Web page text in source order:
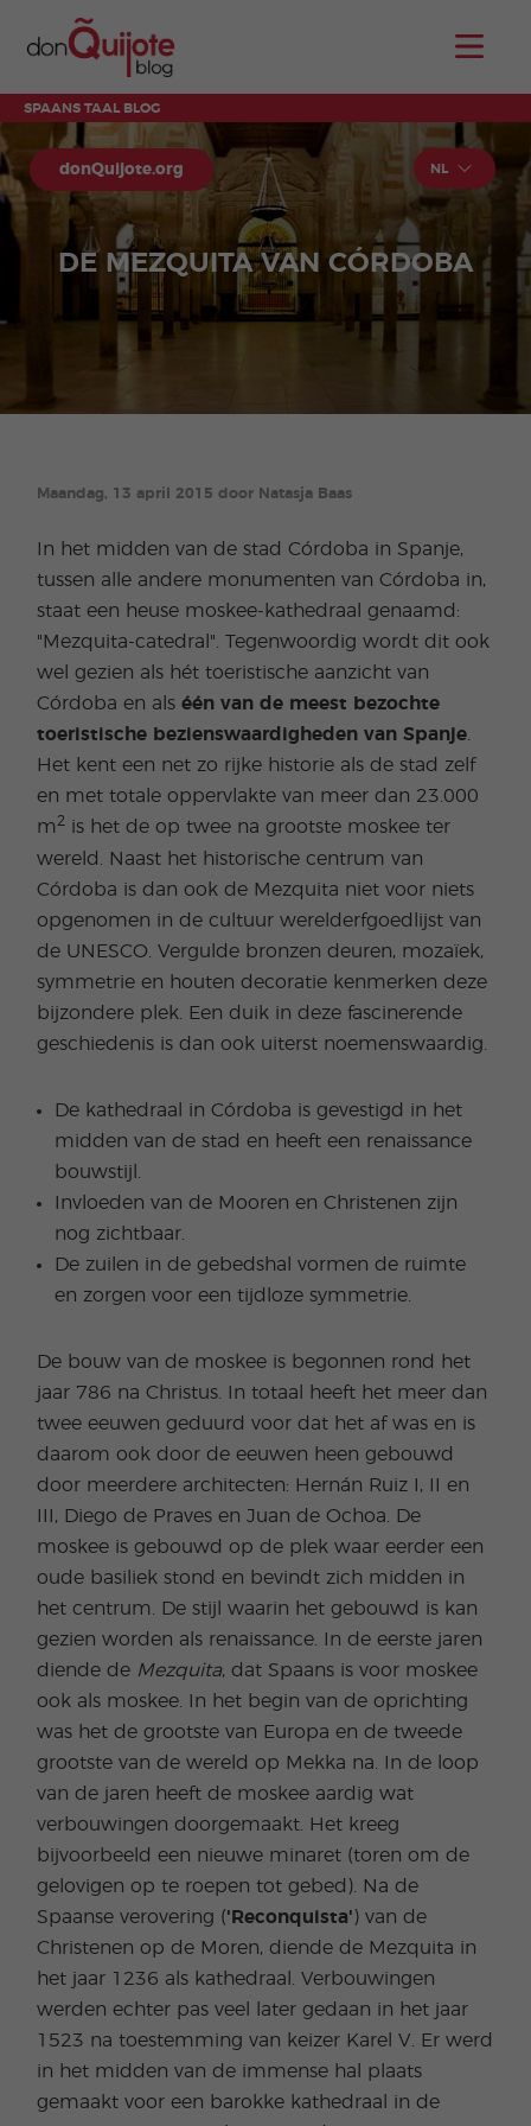
SPAANS TAAL BLOG
donQuijote.org NL
DE MEZQUITA VAN CÓRDOBA
Maandag, 13 april 2015 door Natasja Baas
In het midden van de stad Córdoba in Spanje,
tussen alle andere monumenten van Córdoba in,
staat een heuse moskee-kathedraal genaamd:
"Mezquita-catedral". Tegenwoordig wordt dit ook
wel gezien als hét toeristische aanzicht van
Córdoba en alséén van de meest bezochte
toeristische bezienswaardigheden van Spanje
Het kent een net zo rijke historie als de stad zelf
en met totale oppervlakte van meer dan 23.000
m2 is het de op twee na grootste moskee ter
wereld. Naast het historische centrum van
Córdoba is dan ook de Mezquita niet voor niets
opgenomen in de cultuur werelderfgoedlijst van
de UNESCO. Vergulde bronzen deuren, mozaïek,
symmetrie en houten decoratie kenmerken deze
bijzondere plek. Een duik in deze fascinerende
geschiedenis is dan ook uiterst noemenswaardig.
De kathedraal in Córdoba is gevestigd in het
midden van de stad en heeft een renaissance
bouwstijl.
Invloeden van de Mooren en Christenen zijn
nog zichtbaar.
De zuilen in de gebedshal vormen de ruimte
en zorgen voor een tijdloze symmetrie.
De bouw van de moskee is begonnen rond het
jaar 786 na Christus. In totaal heeft het meer dan
twee eeuwen geduurd voor dat het af was en is
daarom ook door de eeuwen heen gebouwd
door meerdere architecten: Hernán Ruiz I, II en
III, Diego de Praves en Juan de Ochoa. De
moskee is gebouwd op de plek waar eerder een
oude basiliek stond en bevindt zich midden in
het centrum. De stijl waarin het gebouwd is kan
gezien worden als renaissance. In de eerste jaren
diende de Mezquita, dat Spaans is voor moskee
ook als moskee. In het begin van de oprichting
was het de grootste van Europa en de tweede
grootste van de wereld op Mekka na. In de loop
van de jaren heeft de moskee aardig wat
verbouwingen doorgemaakt. Het kreeg
bijvoorbeeld een nieuwe minaret (toren om de
gelovigen op te roepen tot gebed). Na de
Spaanse verovering ('Reconquista') van de
Christenen op de Moren, diende de Mezquita in
het jaar 1236 als kathedraal. Verbouwingen
werden echter pas veel later gedaan in het jaar
1523 na toestemming van keizer Karel V. Er werd
in het midden van de immense hal plaats
gemaakt voor een barokke kathedraal in de